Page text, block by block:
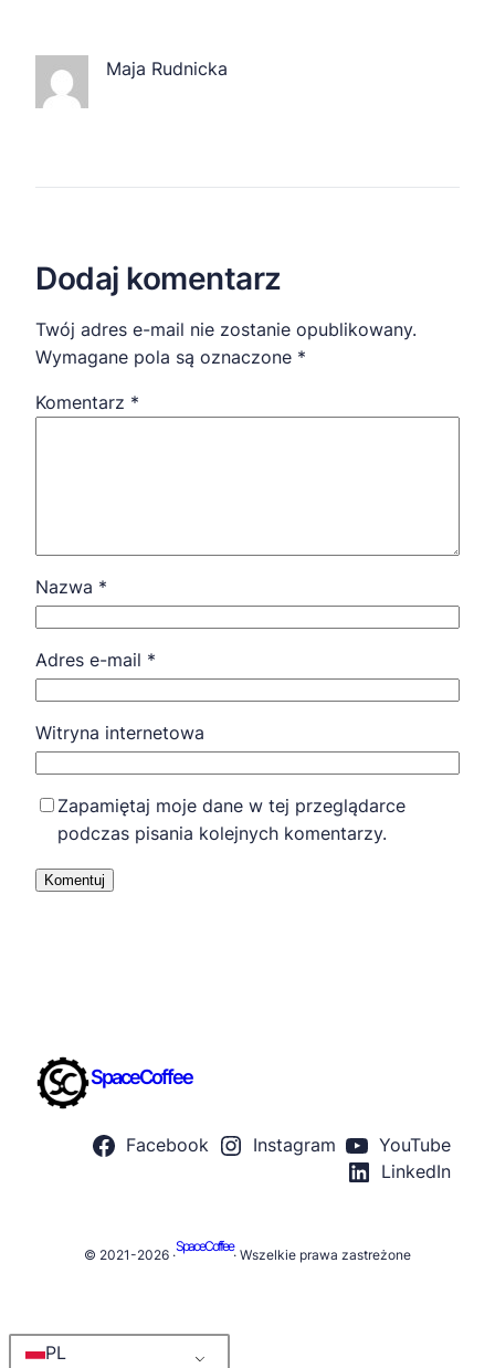
Maja Rudnicka
Dodaj komentarz
Twój adres e-mail nie zostanie opublikowany.
Wymagane pola są oznaczone *
Komentarz *
Nazwa *
Adres e-mail *
Witryna internetowa
Zapamiętaj moje dane w tej przeglądarce
podczas pisania kolejnych komentarzy.
SpaceCoffee
Facebook Instagram
YouTube
LinkedIn
© 2021-2026 ·
SpaceCoffee
· Wszelkie prawa zastreżone
PL